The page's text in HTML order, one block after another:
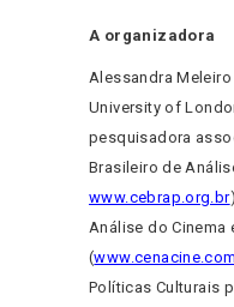
A organizadora
Alessandra
University of
pesquisadora
Brasileiro de
www.cebrap.org.br
Análise do Cinema
(
Políticas Culturais